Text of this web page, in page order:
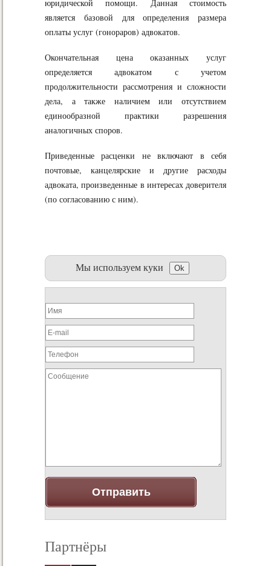
юридической помощи. Данная стоимость
является базовой для определения размера
оплаты услуг (гонораров) адвокатов.
Окончательная цена оказанных услуг
определяется адвокатом с учетом
продолжительности рассмотрения и сложности
дела, а также наличием или отсутствием
единообразной практики разрешения
аналогичных споров.
Приведенные расценки не включают в себя
почтовые, канцелярские и другие расходы
адвоката, произведенные в интересах доверителя
(по согласованию с ним).
Мы используем куки Ok
Партнёры